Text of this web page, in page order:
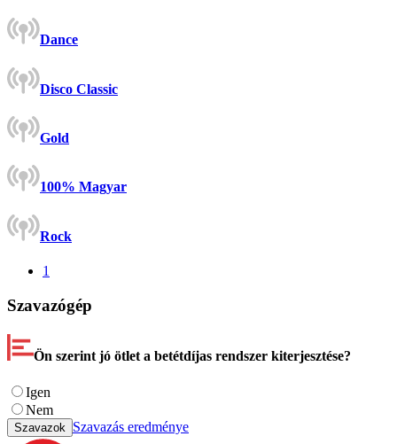
Dance
Disco Classic
Gold
100% Magyar
Rock
1
Szavazógép
Ön szerint jó ötlet a betétdíjas rendszer kiterjesztése?
Igen
Nem
Szavazok Szavazás eredménye